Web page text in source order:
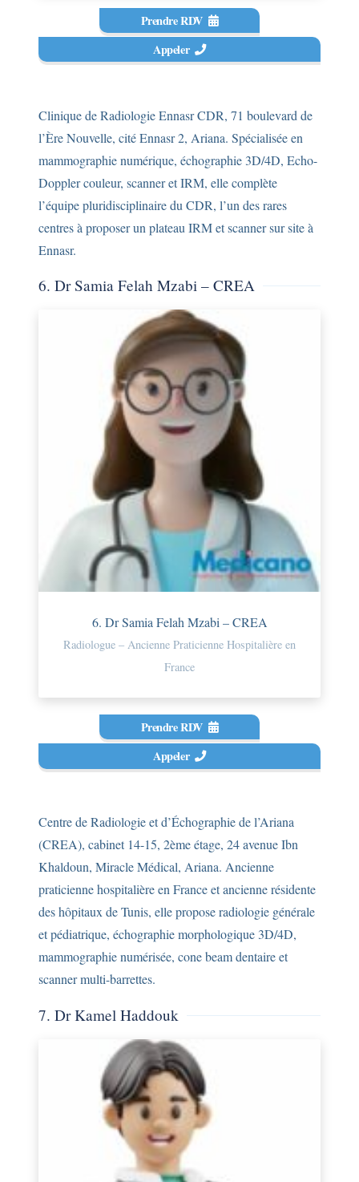
Prendre RDV
Appeler
Clinique de Radiologie Ennasr CDR, 71 boulevard de
l’Ère Nouvelle, cité Ennasr 2, Ariana. Spécialisée en
mammographie numérique, échographie 3D/4D, Echo-
Doppler couleur, scanner et IRM, elle complète
l’équipe pluridisciplinaire du CDR, l’un des rares
centres à proposer un plateau IRM et scanner sur site à
Ennasr.
6. Dr Samia Felah Mzabi – CREA
6. Dr Samia Felah Mzabi – CREA
Radiologue – Ancienne Praticienne Hospitalière en
France
Prendre RDV
Appeler
Centre de Radiologie et d’Échographie de l’Ariana
(CREA), cabinet 14-15, 2ème étage, 24 avenue Ibn
Khaldoun, Miracle Médical, Ariana. Ancienne
praticienne hospitalière en France et ancienne résidente
des hôpitaux de Tunis, elle propose radiologie générale
et pédiatrique, échographie morphologique 3D/4D,
mammographie numérisée, cone beam dentaire et
scanner multi-barrettes.
7. Dr Kamel Haddouk